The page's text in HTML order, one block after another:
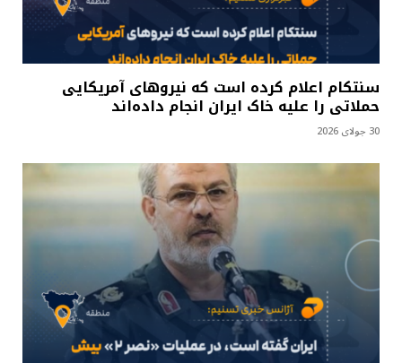
سنتکام اعلام کرده است که نیروهای آمریکایی
حملاتی را علیه خاک ایران انجام داده‌اند
30 جولای 2026